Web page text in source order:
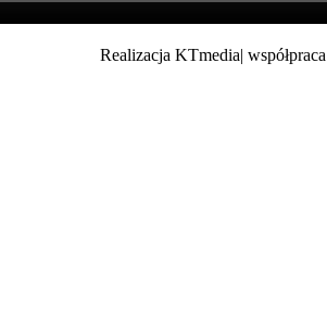
Realizacja KTmedia| współpraca